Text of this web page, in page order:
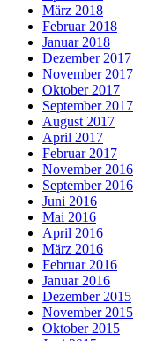
März 2018
Februar 2018
Januar 2018
Dezember 2017
November 2017
Oktober 2017
September 2017
August 2017
April 2017
Februar 2017
November 2016
September 2016
Juni 2016
Mai 2016
April 2016
März 2016
Februar 2016
Januar 2016
Dezember 2015
November 2015
Oktober 2015